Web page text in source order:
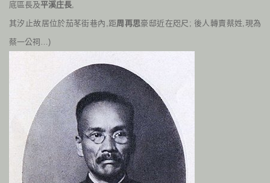
底區長及平溪庄長,
其汐止故居位於茄苳街巷內,距周再思豪邸近在咫尺; 後人轉賣蔡姓,現為
蔡一公祠…)